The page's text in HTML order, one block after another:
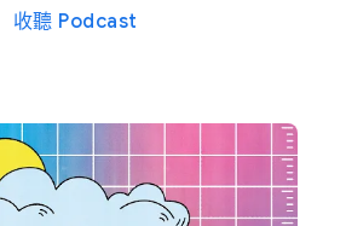
收聽 Podcast